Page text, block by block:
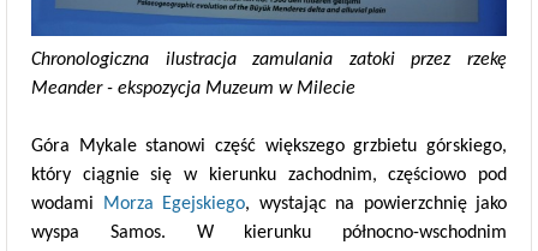
Chronologiczna ilustracja zamulania zatoki przez rzekę
Meander - ekspozycja Muzeum w Milecie
Góra Mykale stanowi część większego grzbietu górskiego,
który ciągnie się w kierunku zachodnim, częściowo pod
wodami
Morza Egejskiego, wystając na powierzchnię jako
wyspa Samos. W kierunku północno-wschodnim